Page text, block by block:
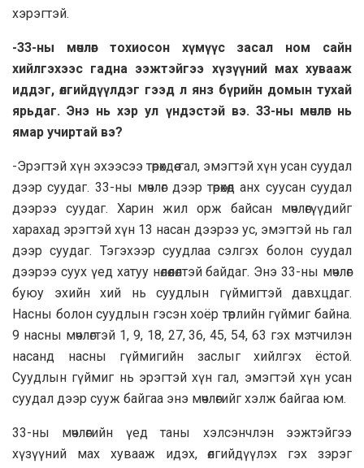
хэрэгтэй.
-33-ны мөчлөг тохиосон хүмүүс засал ном сайн
хийлгэхээс гадна ээжтэйгээ хүзүүний мах хувааж
иддэг, өлгийдүүлдэг гээд л янз бүрийн домын тухай
ярьдаг. Энэ нь хэр ул үндэстэй вэ. 33-ны мөчлөг нь
ямар учиртай вэ?
-Эрэгтэй хүн эхээсээ төрөхдөө гал, эмэгтэй хүн усан суудал
дээр суудаг. 33-ны мөчлөг дээр төрөхөд анх суусан суудал
дээрээ суудаг. Харин жил орж байсан мөчлөгүүдийг
харахад эрэгтэй хүн 13 насан дээрээ ус, эмэгтэй нь гал
дээр суудаг. Тэгэхээр суудлaa сэлгэх болон суудал
дээрээ суух үед хатуу нөлөөлөлтэй байдаг. Энэ 33-ны мөчлөг
буюу эхийн хий нь суудлын гүймигтэй давхцдаг.
Насны болон суудлын гэсэн хоёр төрлийн гүймиг байна.
9 насны мөчлөгтэй 1, 9, 18, 27, 36, 45, 54, 63 гэх мэтчилэн
насанд насны гүймигийн заслыг хийлгэх ёстой.
Суудлын гүймиг нь эрэгтэй хүн гал, эмэгтэй хүн усан
сyyдал дээр сууж байгаа энэ мөчлөгийг хэлж байгаа юм.
33-ны мөчлөгийн үед таны хэлсэнчлэн ээжтэйгээ
хүзүүний мах хувааж идэх, өлгийдүүлэх гэх зэрэг